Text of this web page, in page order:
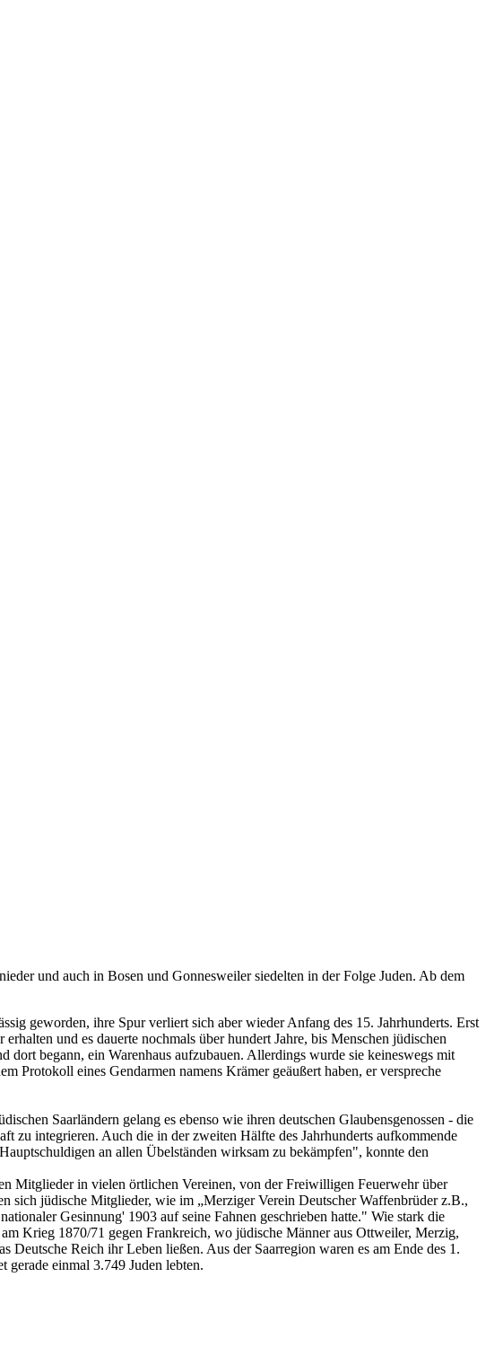
und auch in Bosen und Gonnesweiler siedelten in der Folge Juden. Ab dem
geworden, ihre Spur verliert sich aber wieder Anfang des 15. Jahrhunderts. Erst
und es dauerte nochmals über hundert Jahre, bis Menschen jüdischen
dort begann, ein Warenhaus aufzubauen. Allerdings wurde sie keineswegs mit
Protokoll eines Gendarmen namens Krämer geäußert haben, er verspreche
Saarländern gelang es ebenso wie ihren deutschen Glaubensgenossen - die
zu integrieren. Auch die in der zweiten Hälfte des Jahrhunderts aufkommende
an allen Übelständen wirksam zu bekämpfen", konnte den
Mitglieder in vielen örtlichen Vereinen, von der Freiwilligen Feuerwehr über
sich jüdische Mitglieder, wie im „Merziger Verein Deutscher Waffenbrüder z.B.,
Gesinnung' 1903 auf seine Fahnen geschrieben hatte." Wie stark die
Krieg 1870/71 gegen Frankreich, wo jüdische Männer aus Ottweiler, Merzig,
Reich ihr Leben ließen. Aus der Saarregion waren es am Ende des 1.
gerade einmal 3.749 Juden lebten.